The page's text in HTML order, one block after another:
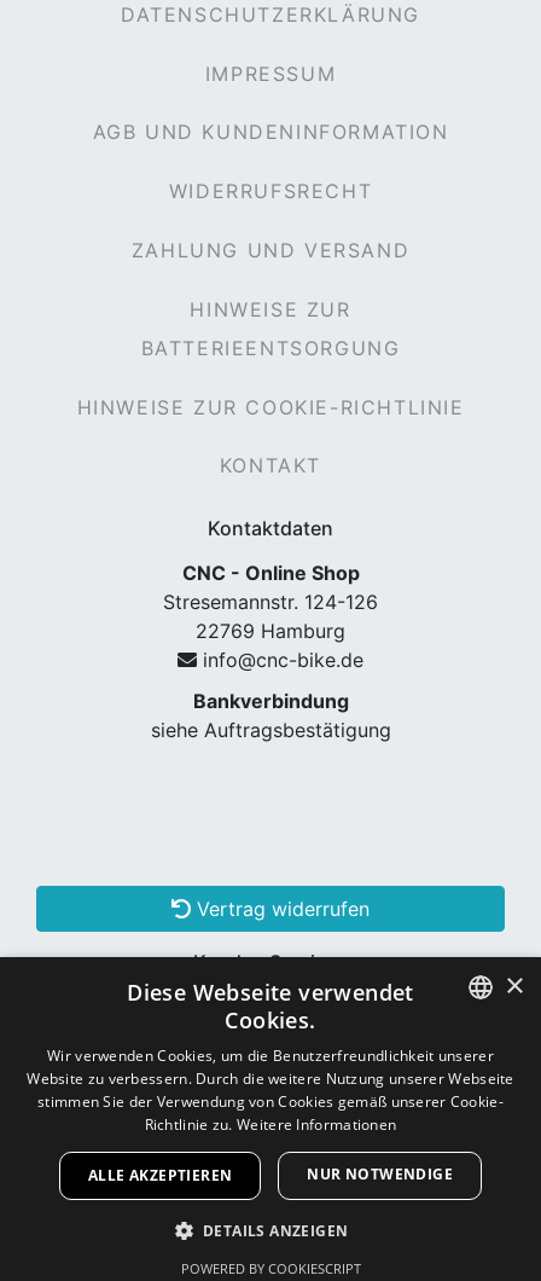
DATENSCHUTZERKLÄRUNG
IMPRESSUM
AGB UND KUNDENINFORMATION
WIDERRUFSRECHT
ZAHLUNG UND VERSAND
HINWEISE ZUR
BATTERIEENTSORGUNG
HINWEISE ZUR COOKIE-RICHTLINIE
KONTAKT
Kontaktdaten
CNC - Online Shop
Stresemannstr. 124-126
22769 Hamburg
info@cnc-bike.de
Bankverbindung
siehe Auftragsbestätigung
Vertrag widerrufen
Kunden Services
Konto erstellen
Schon Kunde? Einloggen
Copyright © 2026 CNC - Online Shop
GERMAN
×
Diese Webseite verwendet
Cookies.
Wir verwenden Cookies, um die Benutzerfreundlichkeit unserer
Website zu verbessern. Durch die weitere Nutzung unserer Webseite
stimmen Sie der Verwendung von Cookies gemäß unserer Cookie-
Richtlinie zu. Weitere Informationen
ALLE AKZEPTIEREN NUR NOTWENDIGE
DETAILS ANZEIGEN
UNBEDINGT ERFORDERLICH
POWERED BY COOKIESCRIPT